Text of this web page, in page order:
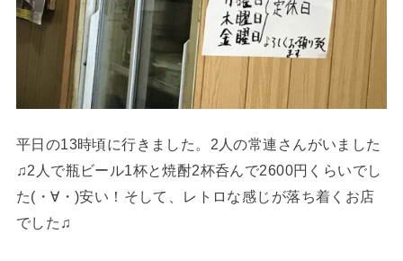
平日の13時頃に行きました。2人の常連さんがいました
♫2人で瓶ビール1杯と焼酎2杯呑んで2600円くらいでし
た(・∀・)安い！そして、レトロな感じが落ち着くお店
でした♫